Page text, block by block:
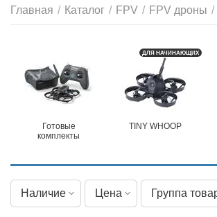
Главная / Каталог / FPV / FPV дроны /
Готовые
комплекты
TINY WHOOP
ДЛЯ НАЧИНАЮЩИХ
Наличие Цена Группа